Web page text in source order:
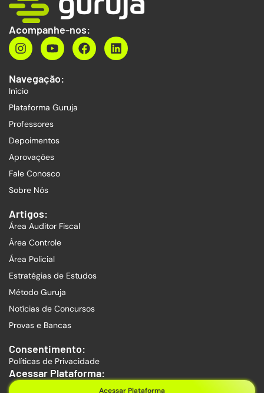
Acompanhe-nos:
Navegação:
Início
Plataforma Guruja
Professores
Depoimentos
Aprovações
Fale Conosco
Sobre Nós
Artigos:
Área Auditor Fiscal
Área Controle
Área Policial
Estratégias de Estudos
Método Guruja
Notícias de Concursos
Provas e Bancas
Consentimento:
Políticas de Privacidade
Acessar Plataforma:
Acessar Plataforma